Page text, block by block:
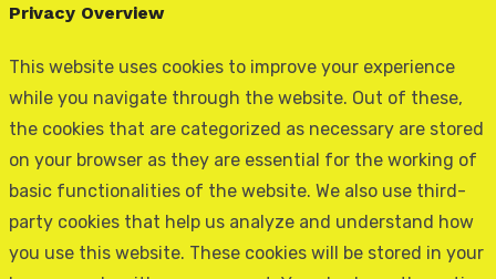
Privacy Overview
This website uses cookies to improve your experience
while you navigate through the website. Out of these,
the cookies that are categorized as necessary are stored
on your browser as they are essential for the working of
basic functionalities of the website. We also use third-
party cookies that help us analyze and understand how
you use this website. These cookies will be stored in your